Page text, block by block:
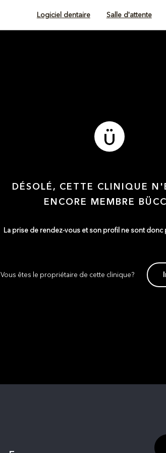
Logiciel dentaire Salle d'attente
DÉSOLÉ, CETTE CLINIQUE
ENCORE MEMBRE
La prise de rendez-vous et son profil ne sont donc
Vous êtes le propriétaire de cette clinique?